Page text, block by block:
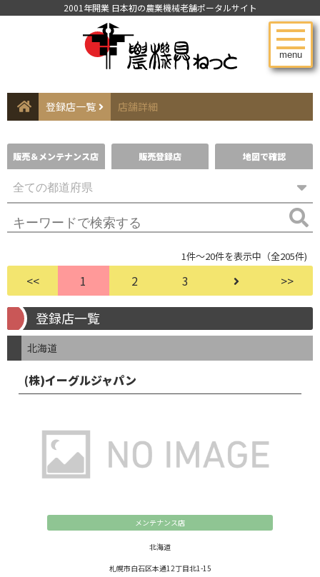
menu
2001年開業 日本初の農業機械老舗ポータルサイト
登録店一覧 店舗詳細
販売＆メンテナンス店 販売登録店 地図で確認
1件～20件を表示中（全205件)
<< 1 2 3 >>
登録店一覧
北海道
(株)イーグルジャパン
メンテナンス店
北海道
札幌市白石区本通12丁目北1-15